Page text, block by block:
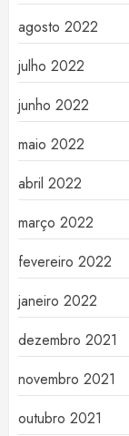
agosto 2022
julho 2022
junho 2022
maio 2022
abril 2022
março 2022
fevereiro 2022
janeiro 2022
dezembro 2021
novembro 2021
outubro 2021